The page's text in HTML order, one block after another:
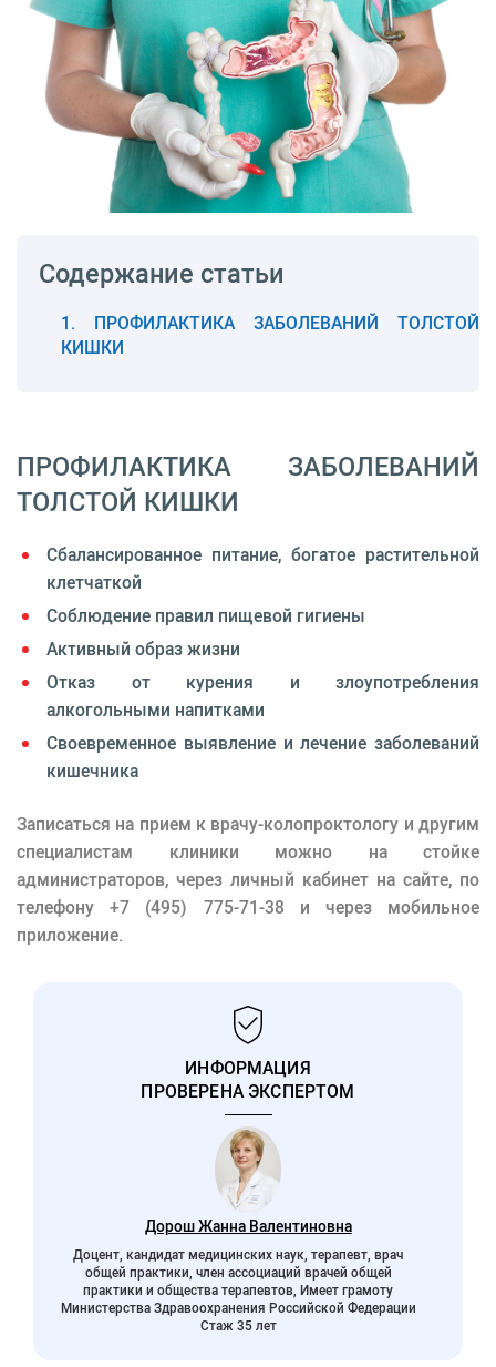
Содержание статьи
ПРОФИЛАКТИКА ЗАБОЛЕВАНИЙ ТОЛСТОЙ
КИШКИ
ПРОФИЛАКТИКА ЗАБОЛЕВАНИЙ
ТОЛСТОЙ КИШКИ
Сбалансированное питание, богатое растительной
клетчаткой
Соблюдение правил пищевой гигиены
Активный образ жизни
Отказ от курения и злоупотребления
алкогольными напитками
Своевременное выявление и лечение заболеваний
кишечника
Записаться на прием к врачу-колопроктологу и другим
специалистам клиники можно на стойке
администраторов, через личный кабинет на сайте, по
телефону +7 (495) 775-71-38 и через мобильное
приложение.
ИНФОРМАЦИЯ
ПРОВЕРЕНА ЭКСПЕРТОМ
Дорош Жанна Валентиновна
Доцент, кандидат медицинских наук, терапевт, врач
общей практики, член ассоциаций врачей общей
практики и общества терапевтов, Имеет грамоту
Министерства Здравоохранения Российской Федерации
Стаж 35 лет